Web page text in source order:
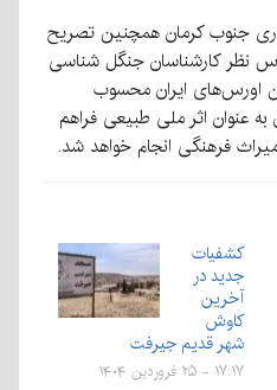
جنوب کرمان همچنین تصریح
نظر کارشناسان جنگل شناسی
اورس‌های ایران محسوب
عنوان اثر ملی طبیعی فراهم
فرهنگی انجام خواهد شد.
کشفیات
جدید در
آخرین
کاوش‌
شهر قدیم جیرفت
۱۷:۱۷ - ۲۵ فروردین ۱۴۰۴